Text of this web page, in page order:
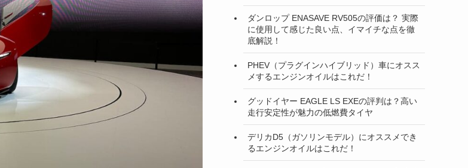
ダンロップ ENASAVE RV505の評価は？ 実際
に使用して感じた良い点、イマイチな点を徹
底解説！
PHEV（プラグインハイブリッド）車にオスス
メするエンジンオイルはこれだ！
グッドイヤー EAGLE LS EXEの評判は？高い
走行安定性が魅力の低燃費タイヤ
デリカD5（ガソリンモデル）にオススメでき
るエンジンオイルはこれだ！